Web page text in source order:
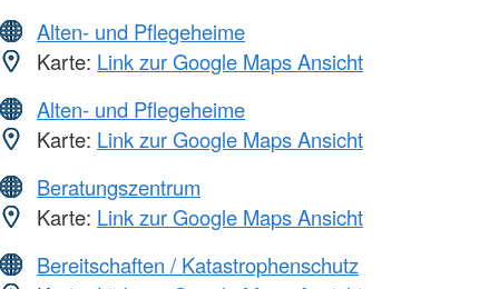
Alten- und Pflegeheime
Karte: Link zur Google Maps Ansicht
Alten- und Pflegeheime
Karte: Link zur Google Maps Ansicht
Beratungszentrum
Karte: Link zur Google Maps Ansicht
Bereitschaften / Katastrophenschutz